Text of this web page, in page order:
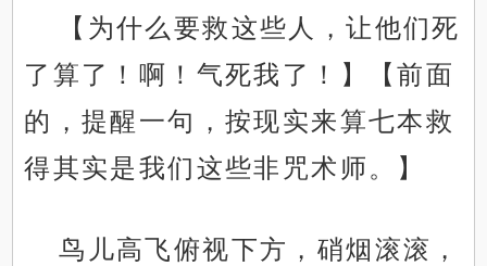
【为什么要救这些人，让他们死
了算了！啊！气死我了！】【前面
的，提醒一句，按现实来算七本救
得其实是我们这些非咒术师。】
鸟儿高飞俯视下方，硝烟滚滚，